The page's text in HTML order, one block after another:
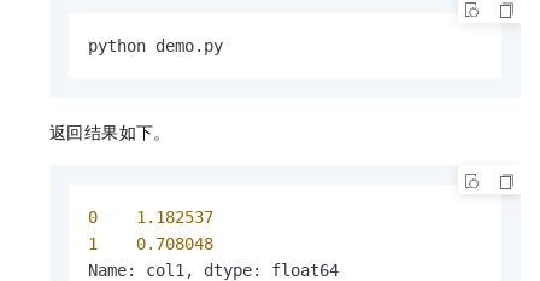
python demo.py
返回结果如下。
0
1.182537
1
0.708048
Name: col1, dtype: float64